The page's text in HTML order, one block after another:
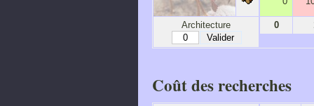
Architecture 0
Coût des recherches